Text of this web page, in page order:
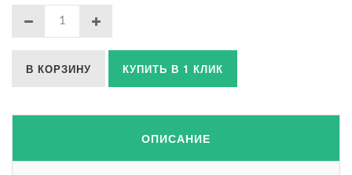
В КОРЗИНУ КУПИТЬ В 1 КЛИК
ОПИСАНИЕ